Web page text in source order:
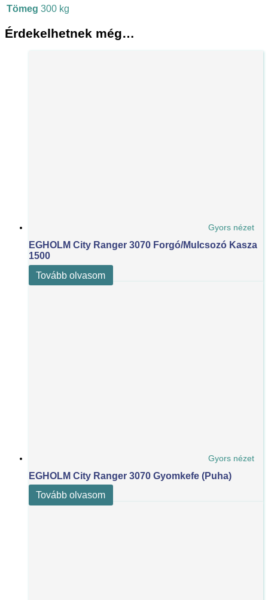
Tömeg 300 kg
Érdekelhetnek még…
Gyors nézet
EGHOLM City Ranger 3070 Forgó/Mulcsozó Kasza
1500
Tovább olvasom
Gyors nézet
EGHOLM City Ranger 3070 Gyomkefe (puha)
Tovább olvasom